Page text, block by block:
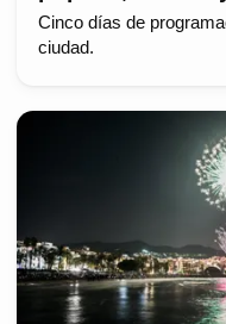
Cinco días de
ciudad.